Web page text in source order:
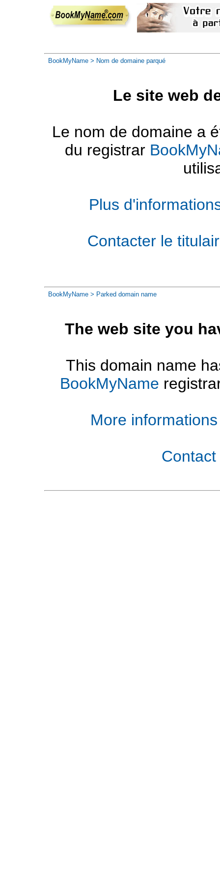
BookMyName > Nom de domaine parqué
Le site web
Le nom de domaine a
du registrar
Plus
Contacter le
BookMyName > Parked domain name
The web site you
This domain name
BookMyName
More